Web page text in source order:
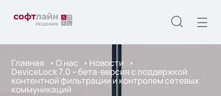
Главная О нас Новости
DeviceLock 7.0 – бета-версия с поддержкой
контентной фильтрации и контролем сетевых
коммуникаций